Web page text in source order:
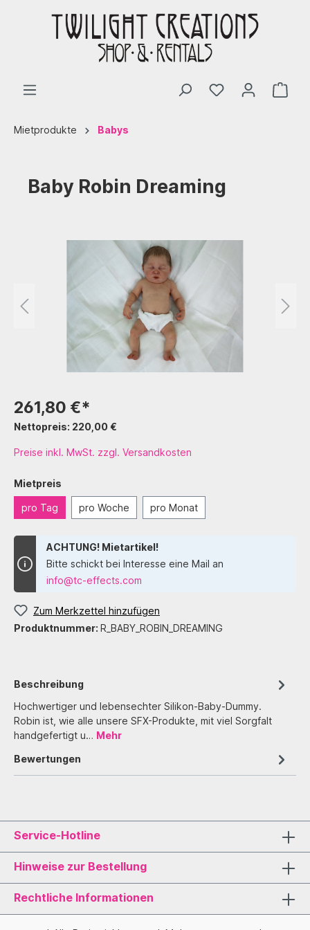
Mietprodukte Babys
Baby Robin Dreaming
261,80 €*
Nettopreis: 220,00 €
Preise inkl. MwSt. zzgl. Versandkosten
Mietpreis
pro Tag pro Woche pro Monat
ACHTUNG! Mietartikel!
Bitte schickt bei Interesse eine Mail an
info@tc-effects.com
Zum Merkzettel hinzufügen
Produktnummer: R_BABY_ROBIN_DREAMING
Beschreibung
Hochwertiger und lebensechter Silikon-Baby-Dummy.
Robin ist, wie alle unsere SFX-Produkte, mit viel Sorgfalt
handgefertigt u… Mehr
Bewertungen
Service-Hotline
Hinweise zur Bestellung
Rechtliche Informationen